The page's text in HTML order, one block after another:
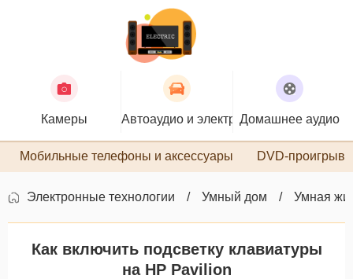
Камеры Автоаудио и электроникаДомашнее аудио
Мобильные телефоны и аксессуары DVD-
Электронные технологии Умный дом Умная
Как включить подсветку клавиатуры
на HP Pavilion